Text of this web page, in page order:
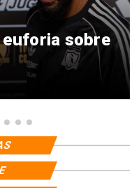
euforia sobre